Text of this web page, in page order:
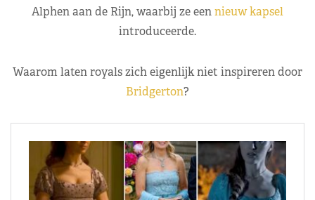
Alphen aan de Rijn, waarbij ze eennieuw kapsel
introduceerde.
Waarom laten royals zich eigenlijk niet inspireren door
Bridgerton?